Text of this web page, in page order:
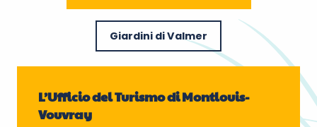
Giardini di Valmer
L’Ufficio del Turismo di Montlouis-
Vouvray